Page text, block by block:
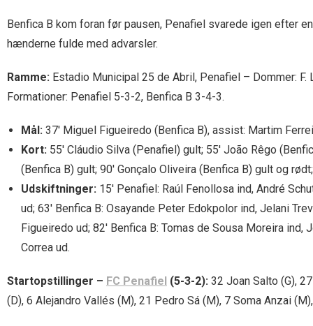
Benfica B kom foran før pausen, Penafiel svarede igen efter
hænderne fulde med advarsler.
Ramme: Estadio Municipal 25 de Abril, Penafiel – Dommer:
Formationer: Penafiel 5-3-2, Benfica B 3-4-3.
Mål: 37′ Miguel Figueiredo (Benfica B), assist: Martim
Kort: 55′ Cláudio Silva (Penafiel) gult; 55′ João Rêgo
(Benfica B) gult; 90′ Gonçalo Oliveira (Benfica B) gult og
Udskiftninger: 15′ Penafiel: Raúl Fenollosa ind, André
ud; 63′ Benfica B: Osayande Peter Edokpolor ind, Jelani
Figueiredo ud; 82′ Benfica B: Tomas de Sousa Moreira
Correa ud.
Startopstillinger – FC Penafiel (5-3-2): 32 Joan Salto (G),
(D), 6 Alejandro Vallés (M), 21 Pedro Sá (M), 7 Soma Anzai